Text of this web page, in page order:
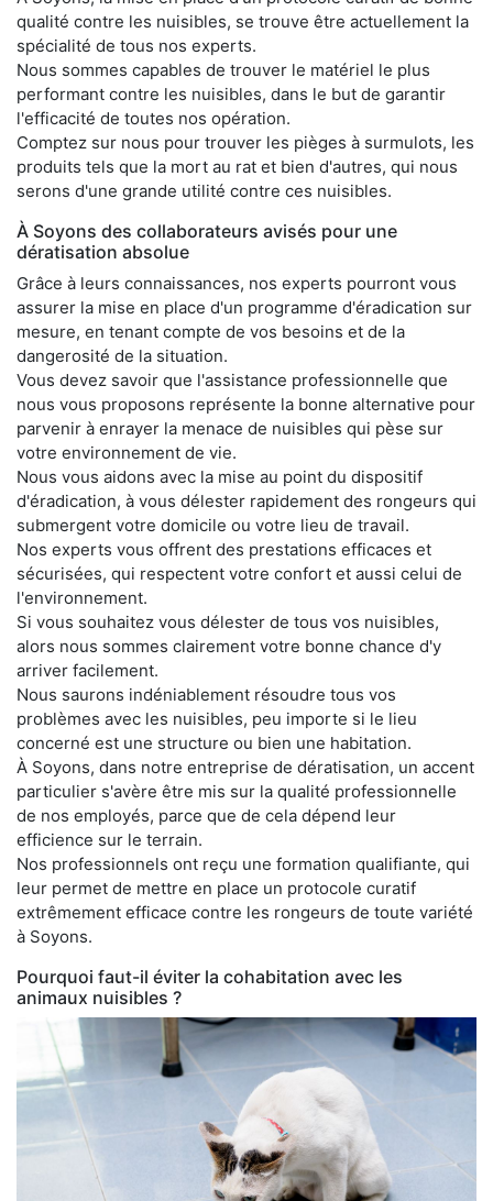
qualité contre les nuisibles, se trouve être actuellement la
spécialité de tous nos experts.
Nous sommes capables de trouver le matériel le plus
performant contre les nuisibles, dans le but de garantir
l'efficacité de toutes nos opération.
Comptez sur nous pour trouver les pièges à surmulots, les
produits tels que la mort au rat et bien d'autres, qui nous
serons d'une grande utilité contre ces nuisibles.
À Soyons des collaborateurs avisés pour une
dératisation absolue
Grâce à leurs connaissances, nos experts pourront vous
assurer la mise en place d'un programme d'éradication sur
mesure, en tenant compte de vos besoins et de la
dangerosité de la situation.
Vous devez savoir que l'assistance professionnelle que
nous vous proposons représente la bonne alternative pour
parvenir à enrayer la menace de nuisibles qui pèse sur
votre environnement de vie.
Nous vous aidons avec la mise au point du dispositif
d'éradication, à vous délester rapidement des rongeurs qui
submergent votre domicile ou votre lieu de travail.
Nos experts vous offrent des prestations efficaces et
sécurisées, qui respectent votre confort et aussi celui de
l'environnement.
Si vous souhaitez vous délester de tous vos nuisibles,
alors nous sommes clairement votre bonne chance d'y
arriver facilement.
Nous saurons indéniablement résoudre tous vos
problèmes avec les nuisibles, peu importe si le lieu
concerné est une structure ou bien une habitation.
À Soyons, dans notre entreprise de dératisation, un accent
particulier s'avère être mis sur la qualité professionnelle
de nos employés, parce que de cela dépend leur
efficience sur le terrain.
Nos professionnels ont reçu une formation qualifiante, qui
leur permet de mettre en place un protocole curatif
extrêmement efficace contre les rongeurs de toute variété
à Soyons.
Pourquoi faut-il éviter la cohabitation avec les
animaux nuisibles ?